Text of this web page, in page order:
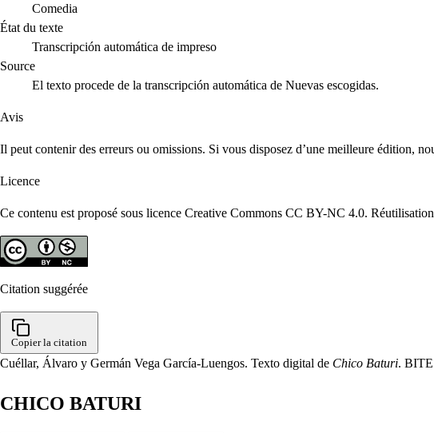
Comedia
État du texte
Transcripción automática de impreso
Source
El texto procede de la transcripción automática de Nuevas escogidas.
Avis
Il peut contenir des erreurs ou omissions. Si vous disposez d’une meilleure édition,
Licence
Ce contenu est proposé sous licence Creative Commons CC BY-NC 4.0.
Citation suggérée
Copier la citation
Cuéllar, Álvaro y Germán Vega García-Luengos. Texto digital de Chico Baturi.
CHICO BATURI